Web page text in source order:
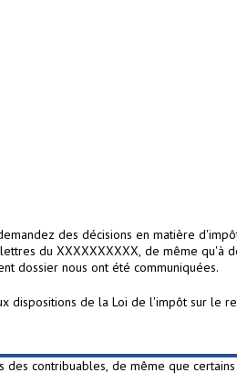
des décisions en matière
du XXXXXXXXXX, de même qu'à
dossier nous ont été communiquées.
dispositions de la Loi de l'impôt sur le
contribuables, de même que